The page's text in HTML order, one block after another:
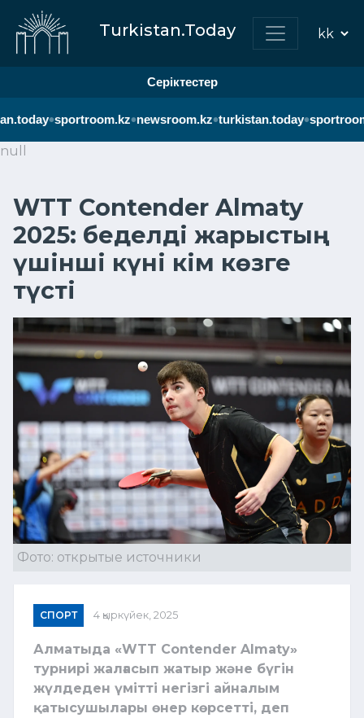
Turkistan.Today
Серіктестер
•sportroom.kz•newsroom.kz•turkistan.today•
null
WTT Contender Almaty
2025: беделді жарыстың
үшінші күні кім көзге
түсті
Фото: открытые источники
СПОРТ 4 қыркүйек, 2025
Алматыда «WTT Contender Almaty»
турнирі жалғасып жатыр және бүгін
жүлдеден үмітті негізгі айналым
қатысушылары өнер көрсетті, деп